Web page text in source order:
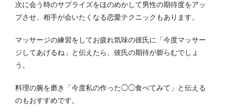
次に会う時のサプライズをほのめかして男性の期待度をアッ
プさせ、相手が会いたくなる恋愛テクニックもあります。
マッサージの練習をしてお疲れ気味の彼氏に「今度マッサー
ジしてあげるね」と伝えたら、彼氏の期待が膨らむでしょ
う。
料理の腕を磨き「今度私の作った◯◯食べてみて」と伝える
のもおすすめです。